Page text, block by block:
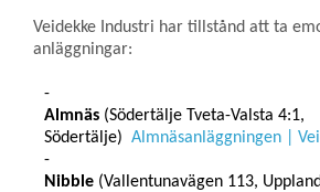
Veidekke Industri har tillstånd att ta
anläggningar:
Almnäs (Södertälje Tveta-Valsta 4:1,
Södertälje) Almnäsanläggningen |
Nibble (Vallentunavägen 113,